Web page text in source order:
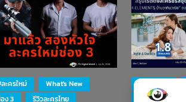
ะครใหม่
What's New
ง 3
รีวิวละครไทย
ละคร-ซีรีส์